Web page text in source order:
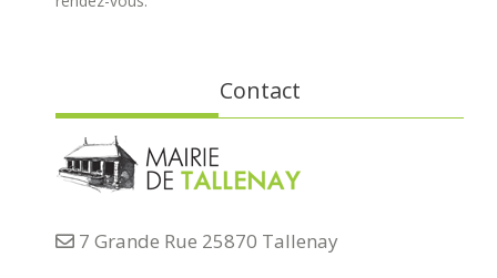
Contact
7 Grande Rue 25870 Tallenay